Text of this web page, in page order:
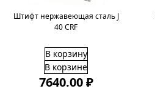
Штифт нержавеющая сталь J
40 CRF
В корзину
В корзине
7640.00 ₽